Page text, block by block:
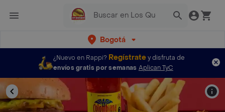
Bogotá
¿Nuevo en Rappi? Regístratey disfruta de
envíos gratis por semanas Aplican TyC